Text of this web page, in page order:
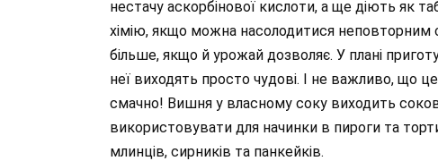
нестачу аскорбінової кислоти, а ще діють як
хімію, якщо можна насолодитися
більше, якщо й урожай дозволяє. У плані
неї виходять просто чудові. І не важливо, що
смачно! Вишня у власному соку виходить
використовувати для начинки в пироги та
млинців, сирників та панкейків.